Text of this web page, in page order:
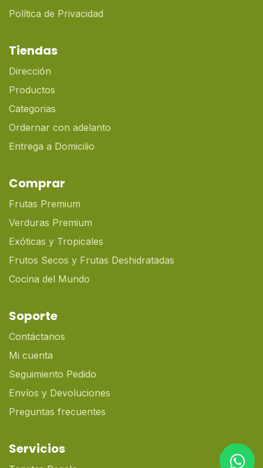
Política de Privacidad
Tiendas
Dirección
Productos
Categorias
Ordernar con adelanto
Entrega a Domicilio
Comprar
Frutas Premium
Verduras Premium
Exóticas y Tropicales
Frutos Secos y Frutas Deshidratadas
Cocina del Mundo
Soporte
Contáctanos
Mi cuenta
Seguimiento Pedido
Envíos y Devoluciones
Preguntas frecuentes
Servicios